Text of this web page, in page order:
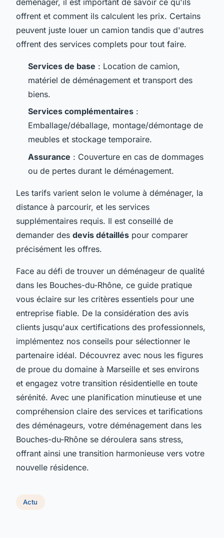
offrent et comment ils calculent les prix. Certains
peuvent juste louer un camion tandis que d'autres
offrent des services complets pour tout faire.
Services de base : Location de camion,
matériel de déménagement et transport des
biens.
Services complémentaires :
Emballage/déballage, montage/démontage de
meubles et stockage temporaire.
Assurance : Couverture en cas de dommages
ou de pertes durant le déménagement.
Les tarifs varient selon le volume à déménager, la
distance à parcourir, et les services
supplémentaires requis. Il est conseillé de
demander des devis détaillés pour comparer
précisément les offres.
Face au défi de trouver un déménageur de qualité
dans les Bouches-du-Rhône, ce guide pratique
vous éclaire sur les critères essentiels pour une
entreprise fiable. De la considération des avis
clients jusqu'aux certifications des professionnels,
implémentez nos conseils pour sélectionner le
partenaire idéal. Découvrez avec nous les figures
de proue du domaine à Marseille et ses environs
et engagez votre transition résidentielle en toute
sérénité. Avec une planification minutieuse et une
compréhension claire des services et tarifications
des déménageurs, votre déménagement dans les
Bouches-du-Rhône se déroulera sans stress,
offrant ainsi une transition harmonieuse vers votre
nouvelle résidence.
Actu